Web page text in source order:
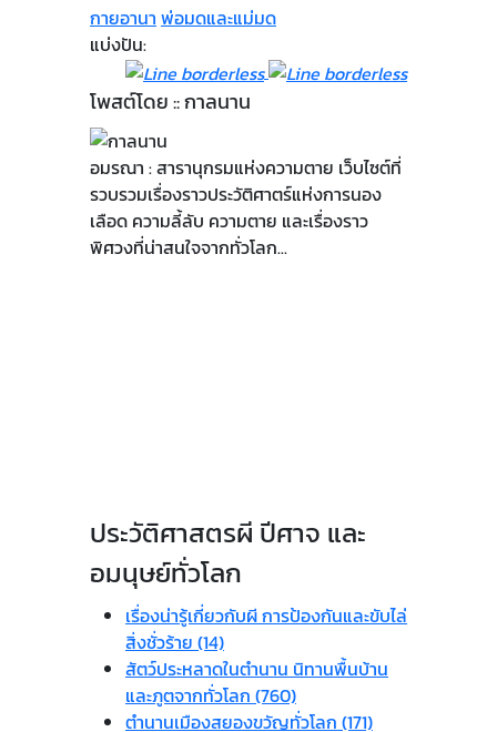
กายอานา พ่อมดและแม่มด
แบ่งปัน:
โพสต์โดย :: กาลนาน
อมรณา : สารานุกรมแห่งความตาย เว็บไซต์ที่
รวบรวมเรื่องราวประวัติศาตร์แห่งการนอง
เลือด ความลี้ลับ ความตาย และเรื่องราว
พิศวงที่น่าสนใจจากทั่วโลก...
ประวัติศาสตรผี ปีศาจ และ
อมนุษย์ทั่วโลก
เรื่องน่ารู้เกี่ยวกับผี การป้องกันและขับไล่
สิ่งชั่วร้าย (14)
สัตว์ประหลาดในตำนาน นิทานพื้นบ้าน
และภูตจากทั่วโลก (760)
ตำนานเมืองสยองขวัญทั่วโลก (171)